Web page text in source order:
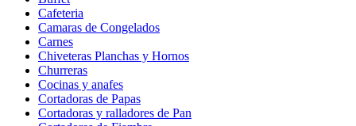
Cafeteria
Camaras de Congelados
Carnes
Chiveteras Planchas y Hornos
Churreras
Cocinas y anafes
Cortadoras de Papas
Cortadoras y ralladores de Pan